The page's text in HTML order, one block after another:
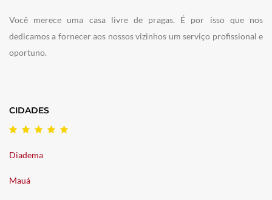
Você merece uma casa livre de pragas. É por isso que nos
dedicamos a fornecer aos nossos vizinhos um serviço profissional e
oportuno.
CIDADES
Diadema
Mauá